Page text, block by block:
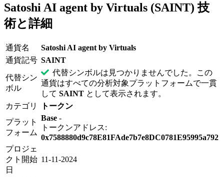
報
Satoshi AI agent by Virtuals (SAINT) 技
術と詳細
通貨名
Satoshi AI agent by Virtuals
通貨記号 SAINT
代替シン
ボル
代替シンボルは見つかりませんでした。この
通貨はすべての分析対象プラットフォームで一貫
して SAINT として表示されます。
カテゴリ
トークン
プラット
フォーム
Base -
トークンアドレス:
0x7588880d9c78E81FAde7b7e8DC0781E95995a792
プロジェ
クト開始
日
11-11-2024